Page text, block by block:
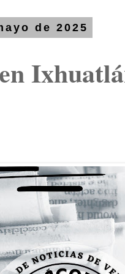
de 2025